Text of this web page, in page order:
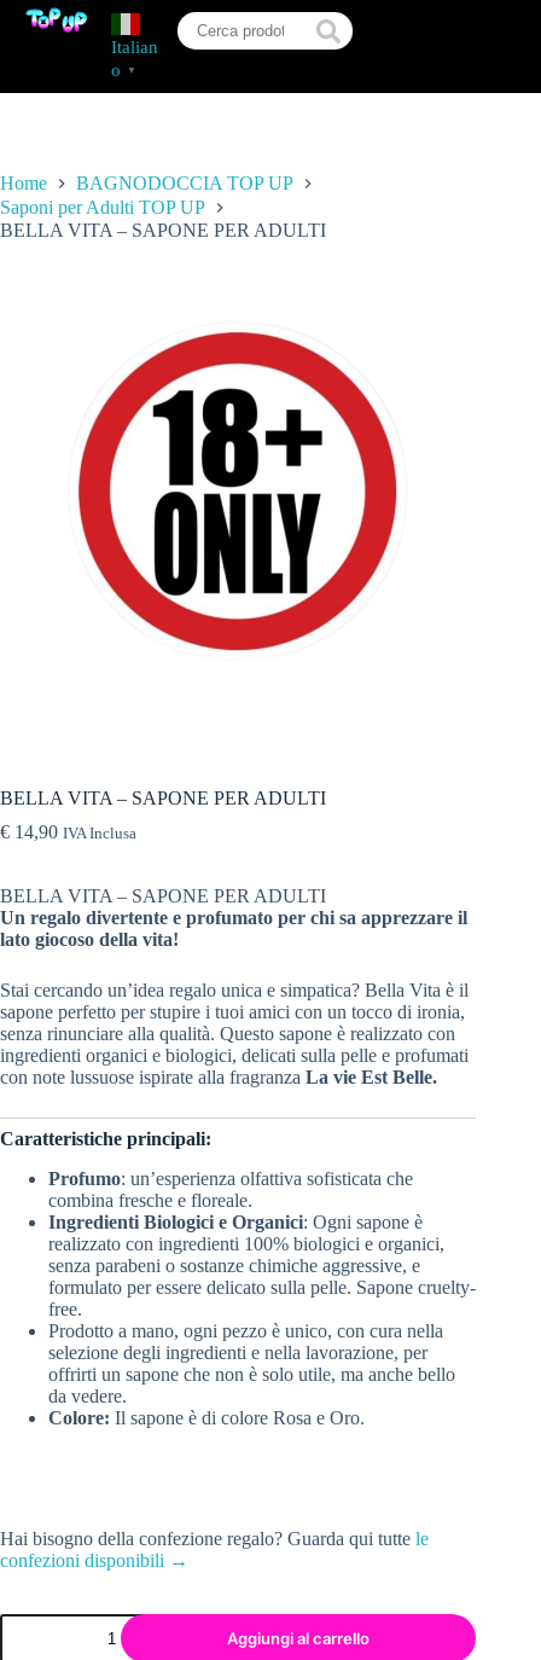
Italian
o
▼
Home
BAGNODOCCIA TOP UP
Saponi per Adulti TOP UP
BELLA VITA – SAPONE PER ADULTI
BELLA VITA – SAPONE PER ADULTI
€ 14,90 IVA Inclusa
BELLA VITA – SAPONE PER ADULTI
Un regalo divertente e profumato per chi sa apprezzare il
lato giocoso della vita!
Stai cercando un’idea regalo unica e simpatica? Bella Vita è il
sapone perfetto per stupire i tuoi amici con un tocco di ironia,
senza rinunciare alla qualità. Questo sapone è realizzato con
ingredienti organici e biologici, delicati sulla pelle e profumati
con note lussuose ispirate alla fragranza La vie Est Belle.
Caratteristiche principali:
Profumo: un’esperienza olfattiva sofisticata che
combina fresche e floreale.
Ingredienti Biologici e Organici: Ogni sapone è
realizzato con ingredienti 100% biologici e organici,
senza parabeni o sostanze chimiche aggressive, e
formulato per essere delicato sulla pelle. Sapone cruelty-
free.
Prodotto a mano, ogni pezzo è unico, con cura nella
selezione degli ingredienti e nella lavorazione, per
offrirti un sapone che non è solo utile, ma anche bello
da vedere.
Colore: Il sapone è di colore Rosa e Oro.
Hai bisogno della confezione regalo? Guarda qui tutte le
confezioni disponibili →
Aggiungi al carrello